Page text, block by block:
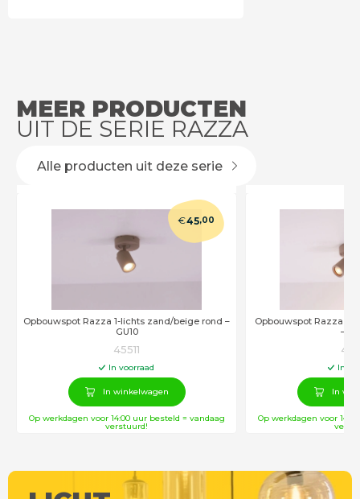
MEER PRODUCTEN
UIT DE SERIE RAZZA
Alle producten uit deze serie
Opbouwspot Razza 1-lichts zand/beige rond –
GU10
€45,00
45511
In voorraad
In winkelwagen
Op werkdagen voor 14:00 uur besteld = vandaag
verstuurd!
Opbouwspot Razza
–
In
In
Op werkdagen voor